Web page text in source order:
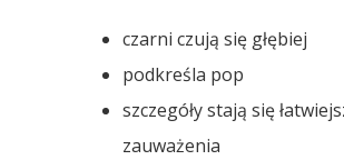
czarni czują się głębiej
podkreśla pop
szczegóły stają się
zauważenia